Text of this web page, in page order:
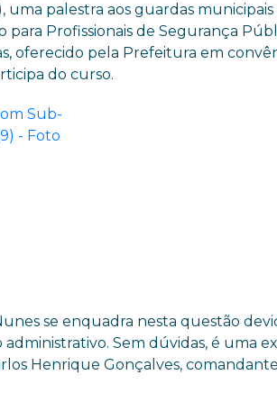
palestra aos guardas
Profissionais de Segurança
oferecido pela Prefeitura em
do curso.
se enquadra nesta questão
Sem dúvidas, é uma
Henrique Gonçalves,